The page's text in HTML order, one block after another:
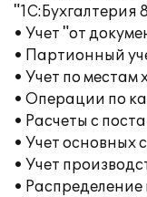
• Учет "от
• Партионный
• Учет по местам
• Операции по
• Расчеты с
• Учет основных
• Учет
•